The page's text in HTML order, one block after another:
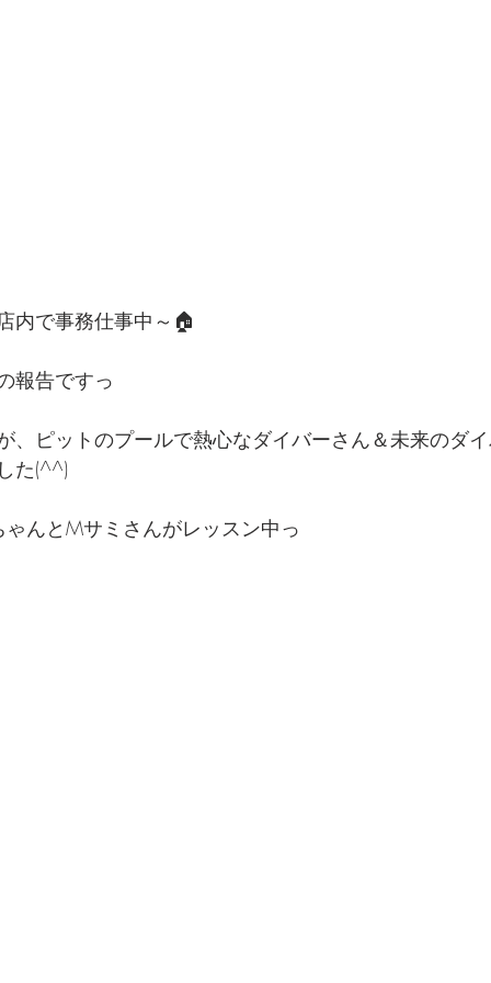
内で事務仕事中～🏠
報告ですっ
、ピットのプールで熱心なダイバーさん＆未来のダ
た(^^)
んとMサミさんがレッスン中っ